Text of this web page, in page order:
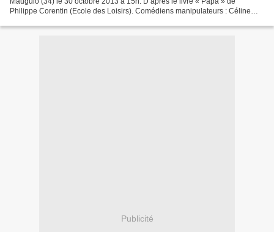
Philippe Corentin (Ecole des Loisirs). Comédiens manipulateurs : Céline
Publicité